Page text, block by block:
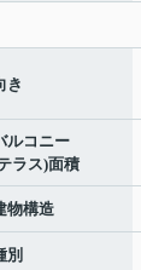
き
ルコニー
ラス)面積
物構造
別